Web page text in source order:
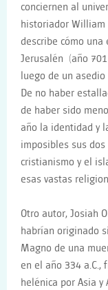
conciernen al
historiador William
describe cómo
Jerusalén (año
luego de un
De no haber
de haber sido
año la identidad y
imposibles sus dos
cristianismo y el
esas vastas
Otro autor, Josiah
habrían originado
Magno de una
en el año 334 a.C.,
helénica por Asia